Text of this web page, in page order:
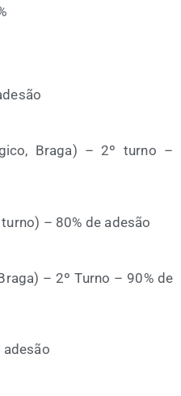
Bra­ga) – 2º turno –
– 80% de adesão
– 2º Turno – 90% de
adesão